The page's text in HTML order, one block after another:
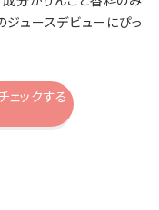
ジュースデビューにぴっ
ェックする